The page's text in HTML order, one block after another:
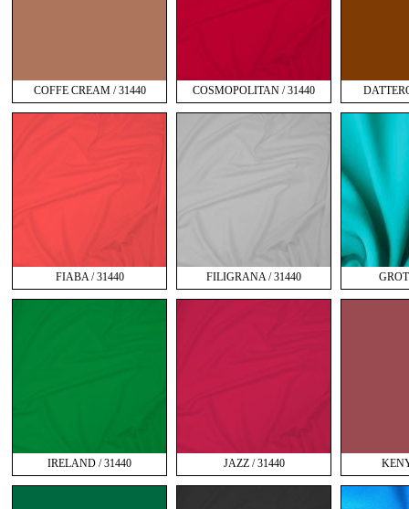
COFFE CREAM / 31440 COSMOPOLITAN / 31440
FIABA / 31440 FILIGRANA / 31440
IRELAND / 31440 JAZZ / 31440